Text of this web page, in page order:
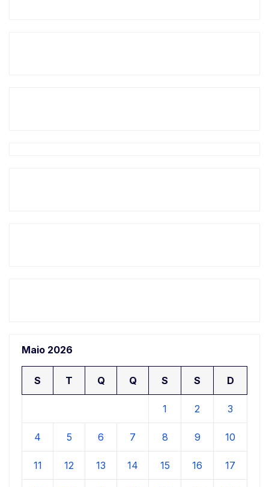
Maio 2026
S T Q Q S S D
1 2 3
4 5 6 7 8 9 10
11 12 13 14 15 16 17